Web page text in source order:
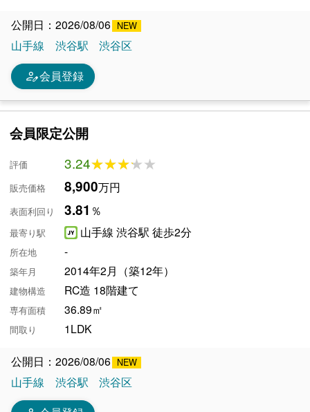
公開日：2026/08/06
山手線
渋谷駅 渋谷区
person_edit会員登録
会員限定公開
評価 3.24★★★★★
★★★★★
販売価格 8,900万円
表面利回り 3.81 ％
最寄り駅 山手線 渋谷駅 徒歩2分
所在地 -
築年月 2014年2月（築12年）
建物構造 RC造 18階建て
専有面積 36.89㎡
間取り 1LDK
公開日：2026/08/06
山手線
渋谷駅 渋谷区